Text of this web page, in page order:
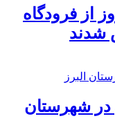
از فرودگاه
شدند
در شهرستان